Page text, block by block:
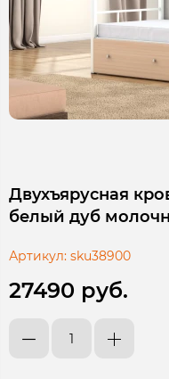
Двухъярусная
белый дуб
Артикул: sku38900
27490 руб.